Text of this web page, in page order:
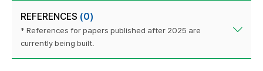
REFERENCES (0)
* References for papers published after 2025 are
currently being built.